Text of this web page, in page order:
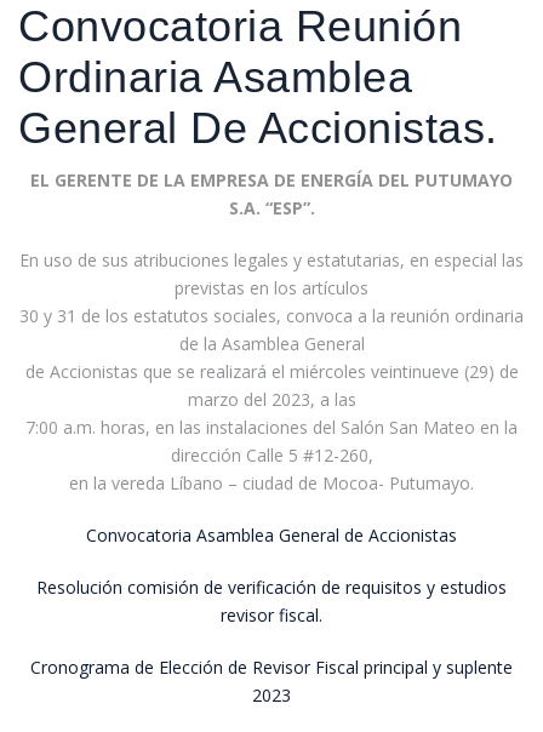
Convocatoria Reunión
Ordinaria Asamblea
General De Accionistas.
EL GERENTE DE LA EMPRESA DE ENERGÍA DEL PUTUMAYO
S.A. “ESP”.
En uso de sus atribuciones legales y estatutarias, en especial las
previstas en los artículos
30 y 31 de los estatutos sociales, convoca a la reunión ordinaria
de la Asamblea General
de Accionistas que se realizará el miércoles veintinueve (29) de
marzo del 2023, a las
7:00 a.m. horas, en las instalaciones del Salón San Mateo en la
dirección Calle 5 #12-260,
en la vereda Líbano – ciudad de Mocoa- Putumayo.
Convocatoria Asamblea General de Accionistas
Resolución comisión de verificación de requisitos y estudios
revisor fiscal.
Cronograma de Elección de Revisor Fiscal principal y suplente
2023